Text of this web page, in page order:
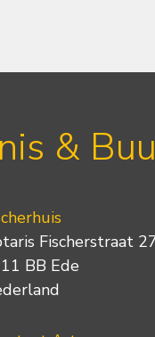
&
Fischerstraat
BB Ede